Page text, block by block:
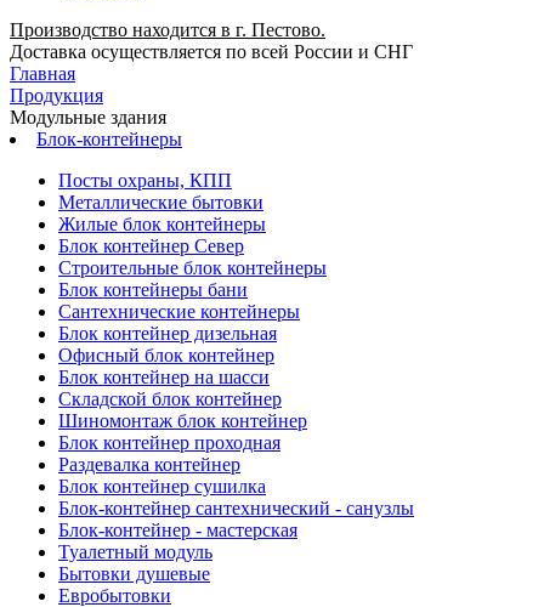
Производство находится в г. Пестово.
Доставка осуществляется по всей России и СНГ
Главная
Продукция
Модульные здания
Блок-контейнеры
Посты охраны, КПП
Металлические бытовки
Жилые блок контейнеры
Блок контейнер Север
Строительные блок контейнеры
Блок контейнеры бани
Сантехнические контейнеры
Блок контейнер дизельная
Офисный блок контейнер
Блок контейнер на шасси
Складской блок контейнер
Шиномонтаж блок контейнер
Блок контейнер проходная
Раздевалка контейнер
Блок контейнер сушилка
Блок-контейнер сантехнический - санузлы
Блок-контейнер - мастерская
Туалетный модуль
Бытовки душевые
Евробытовки